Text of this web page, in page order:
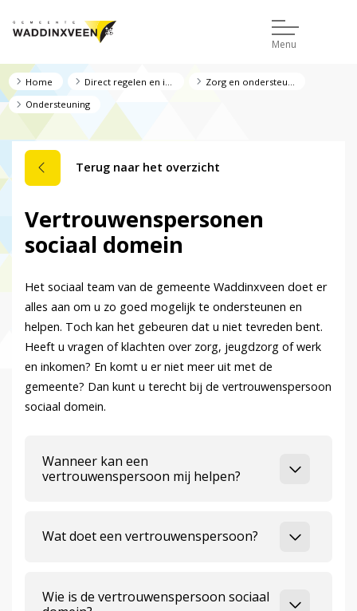
Menu
Home
Ondersteuning
Terug naar het overzicht
Vertrouwenspersonen
sociaal domein
Het sociaal team van de gemeente Waddinxveen doet er
alles aan om u zo goed mogelijk te ondersteunen en
helpen. Toch kan het gebeuren dat u niet tevreden bent.
Heeft u vragen of klachten over zorg, jeugdzorg of werk
en inkomen? En komt u er niet meer uit met de
gemeente? Dan kunt u terecht bij de vertrouwenspersoon
sociaal domein.
Wanneer kan een
vertrouwenspersoon mij helpen?
Wat doet een vertrouwenspersoon?
Wie is de vertrouwenspersoon sociaal